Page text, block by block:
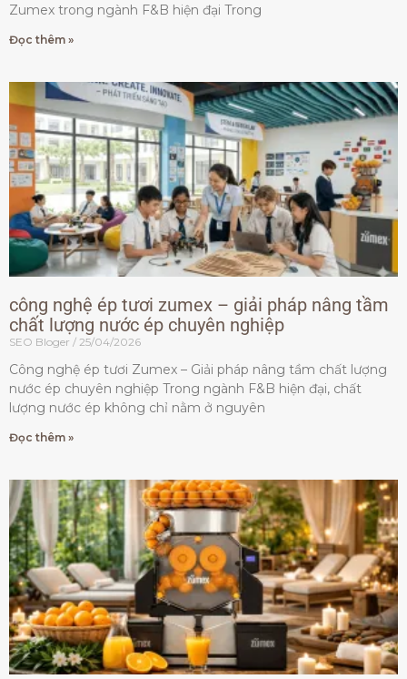
Zumex trong ngành F&B hiện đại Trong
Đọc thêm »
công nghệ ép tươi zumex – giải pháp nâng tầm
chất lượng nước ép chuyên nghiệp
SEO Bloger 25/04/2026
Công nghệ ép tươi Zumex – Giải pháp nâng tầm chất lượng
nước ép chuyên nghiệp Trong ngành F&B hiện đại, chất
lượng nước ép không chỉ nằm ở nguyên
Đọc thêm »